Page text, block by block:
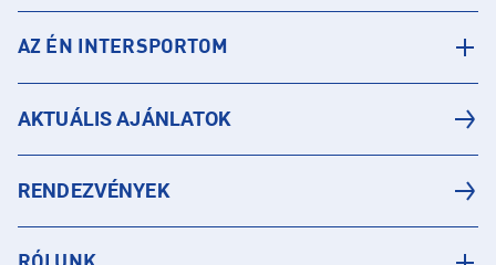
AZ ÉN INTERSPORTOM
AKTUÁLIS AJÁNLATOK
RENDEZVÉNYEK